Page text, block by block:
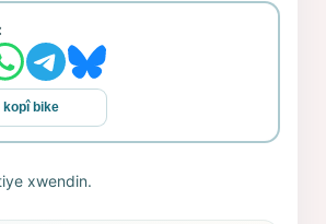
kopî bike
xwendin.